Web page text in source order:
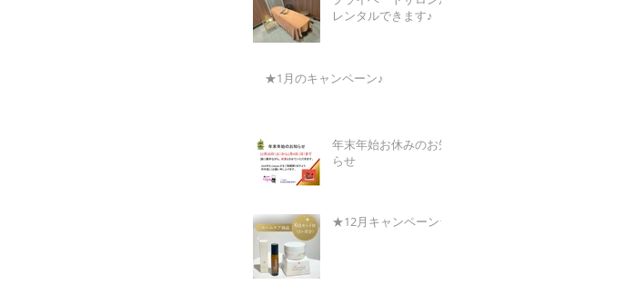
レンタルできます♪
★1月のキャンペーン♪
年末年始お休みのお知
らせ
★12月キャンペーン★